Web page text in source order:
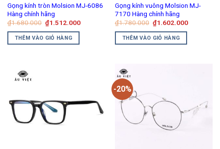
Gọng kính tròn Molsion MJ-6086
Hàng chính hãng
₫1.680.000 Giá
gốc
là:
₫1.680.000.
₫1.512.000Giá
THÊM VÀO GIỎ HÀNG
Gọng kính vuông Molsion MJ-
7170 Hàng chính hãng
₫1.780.000 Giá
gốc
là:
₫1.780.000.
₫1.602.000Giá
THÊM VÀO GIỎ HÀNG
-20%